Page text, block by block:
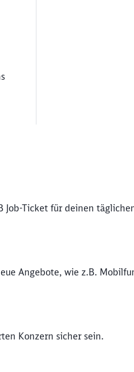
Ticket für deinen
Angebote, wie z.B.
Konzern sicher sein.